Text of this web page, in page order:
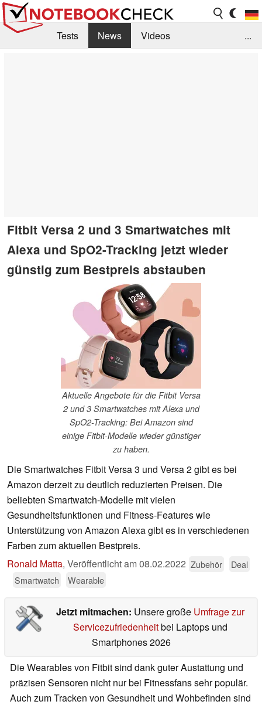
Tests News
Videos
...
Fitbit Versa 2 und 3 Smartwatches mit
Alexa und SpO2-Tracking jetzt wieder
günstig zum Bestpreis abstauben
Aktuelle Angebote für die Fitbit Versa
2 und 3 Smartwatches mit Alexa und
SpO2-Tracking: Bei Amazon sind
einige Fitbit-Modelle wieder günstiger
zu haben.
Die Smartwatches Fitbit Versa 3 und Versa 2 gibt es bei
Amazon derzeit zu deutlich reduzierten Preisen. Die
beliebten Smartwatch-Modelle mit vielen
Gesundheitsfunktionen und Fitness-Features wie
Unterstützung von Amazon Alexa gibt es in verschiedenen
Farben zum aktuellen Bestpreis.
Ronald Matta, Veröffentlicht am08.02.2022 Zubehör
Deal
Smartwatch
Wearable
Jetzt mitmachen: Unsere große Umfrage zur
Servicezufriedenheitbei Laptops und
Smartphones 2026
Die Wearables von Fitbit sind dank guter Austattung und
präzisen Sensoren nicht nur bei Fitnessfans sehr populär.
Auch zum Tracken von Gesundheit und Wohbefinden sind